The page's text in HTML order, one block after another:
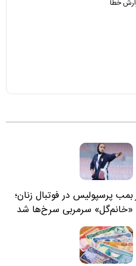
خطا
بمب پرسپولیس در فوتبال زنان؛
«خانم‌گل» سرمربی سرخ‌ها شد